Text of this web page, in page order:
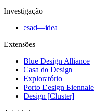
Investigação
esad—idea
Extensões
Blue Design Alliance
Casa do Design
Exploratório
Porto Design Biennale
Design [Cluster]